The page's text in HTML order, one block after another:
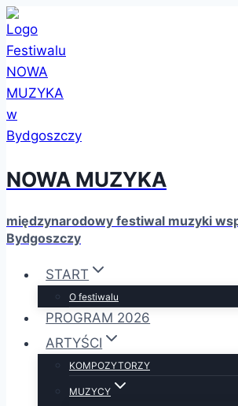
Przejdź
do
treści
NOWA MUZYKA
międzynarodowy festiwal muzyki
Bydgoszczy
START
O festiwalu
PROGRAM 2026
ARTYŚCI
KOMPOZYTORZY
MUZYCY